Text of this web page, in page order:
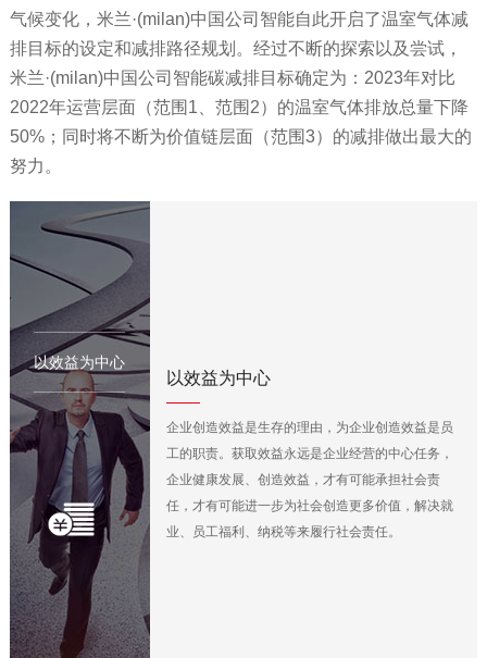
气候变化，米兰·(milan)中国公司智能自此开启了温室气体减
排目标的设定和减排路径规划。经过不断的探索以及尝试，
米兰·(milan)中国公司智能碳减排目标确定为：2023年对比
2022年运营层面（范围1、范围2）的温室气体排放总量下降
50%；同时将不断为价值链层面（范围3）的减排做出最大的
努力。
以效益为中心
以效益为中心
企业创造效益是生存的理由，为企业创造效益是员
工的职责。获取效益永远是企业经营的中心任务，
企业健康发展、创造效益，才有可能承担社会责
任，才有可能进一步为社会创造更多价值，解决就
业、员工福利、纳税等来履行社会责任。